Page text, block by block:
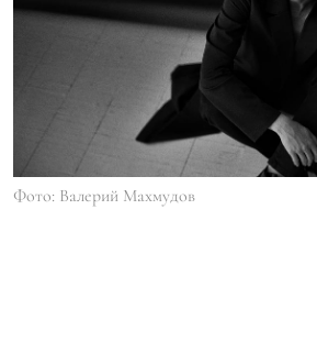
Фото: Валерий Махмудов